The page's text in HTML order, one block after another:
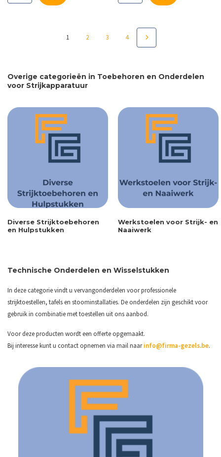
1 2 3 4
Overige categorieën in Toebehoren en Onderdelen
voor Strijkapparatuur
Diverse Strijktoebehoren
en Hulpstukken
Werkstoelen voor Strijk- en
Naaiwerk
Technische Onderdelen en Wisselstukken
In deze categorie vindt u vervangonderdelen voor professionele
strijktoestellen, tafels en stoominstallaties. De onderdelen zijn geschikt voor
gebruik in combinatie met toestellen uit ons aanbod.
Voor deze producten wordt een offerte opgemaakt.
Bij interesse kunt u contact opnemen via mail naarinfo@firma-gezels.be.